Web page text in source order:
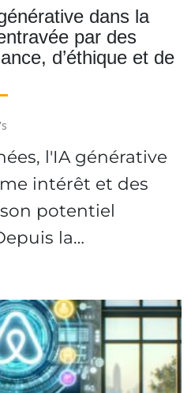
dans la
par des
d’éthique et de
l'IA générative
intérêt et des
potentiel
la…